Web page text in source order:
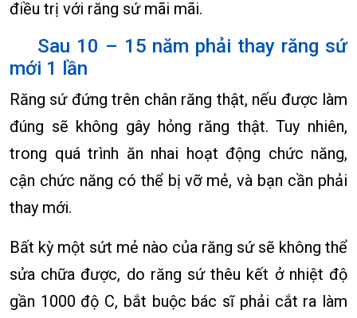
điều trị với răng sứ mãi mãi.
Sau 10 – 15 năm phải thay răng sứ
mới 1 lần
Răng sứ đứng trên chân răng thật, nếu được làm
đúng sẽ không gây hỏng răng thật. Tuy nhiên,
trong quá trình ăn nhai hoạt động chức năng,
cận chức năng có thể bị vỡ mẻ, và bạn cần phải
thay mới.
Bất kỳ một sứt mẻ nào của răng sứ sẽ không thể
sửa chữa được, do răng sứ thêu kết ở nhiệt độ
gần 1000 độ C, bắt buộc bác sĩ phải cắt ra làm